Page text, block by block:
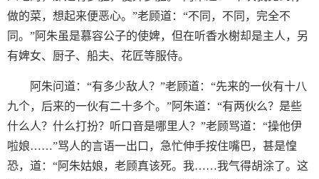
做的菜，想起来便恶心。”老顾道：“不同，不同，完全不
同。”阿朱虽是慕容公子的使婢，但在听香水榭却是主人，另
有婢女、厨子、船夫、花匠等服侍。
阿朱问道：“有多少敌人？”老顾道：“先来的一伙有十八
九个，后来的一伙有二十多个。”阿朱道：“有两伙么？是些
什么人？什么打扮？听口音是哪里人？”老顾骂道：“操他伊
啦娘……”骂人的言语一出口，急忙伸手按住嘴巴，甚是惶
恐，道：“阿朱姑娘，老顾真该死。我……我气得胡涂了。这